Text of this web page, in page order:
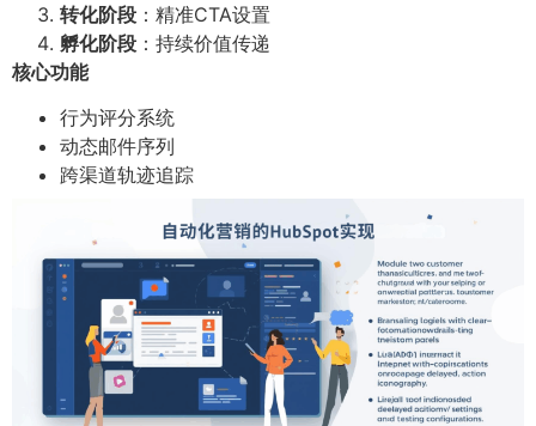
转化阶段 ：精准CTA设置
孵化阶段 ：持续价值传递
核心功能
行为评分系统
动态邮件序列
跨渠道轨迹追踪